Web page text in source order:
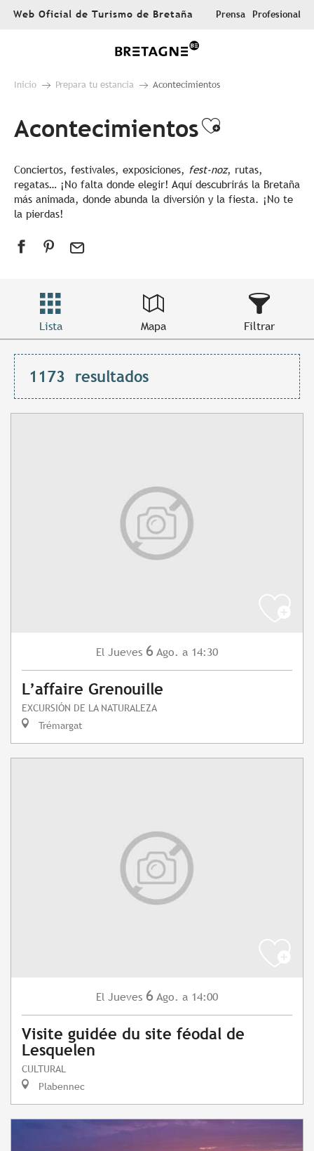
AllerWeb Oficial de Turismo de Bretaña Prensa Profesional
Inicio Prepara tu estancia Acontecimientos
AcontecimientosAjouter
Conciertos, festivales, exposiciones, fest-noz, rutas,
regatas… ¡No falta donde elegir! Aquí descubrirás la Bretaña
más animada, donde abunda la diversión y la fiesta. ¡No te
la pierdas!
Lista Mapa Filtrar
1173 resultados
El Jueves 6 Ago. a 14:30
L’affaire Grenouille
EXCURSIÓN DE LA NATURALEZA
Trémargat
El Jueves 6 Ago. a 14:00
Visite guidée du site féodal de
Lesquelen
CULTURAL
Plabennec